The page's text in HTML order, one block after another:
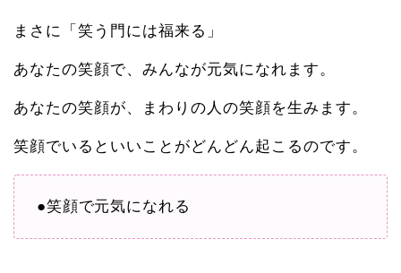
まさに「笑う門には福来る」
あなたの笑顔で、みんなが元気になれます。
あなたの笑顔が、まわりの人の笑顔を生みます。
笑顔でいるといいことがどんどん起こるのです。
●笑顔で元気になれる